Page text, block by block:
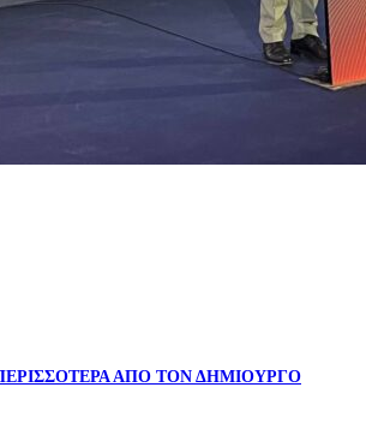
ΑΠΟ ΤΟΝ ΔΗΜΙΟΥΡΓΟ